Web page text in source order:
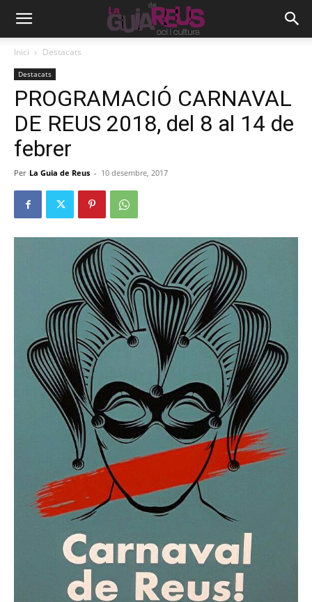
Inici Destacats
Destacats
PROGRAMACIÓ CARNAVAL
DE REUS 2018, del 8 al 14 de
febrer
Per La Guia de Reus - 10 desembre, 2017